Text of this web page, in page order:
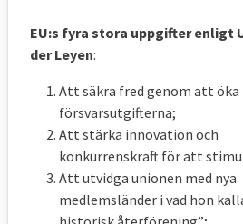
Nu för tiden antas fler
förordningar av
ministerrådet och främst
konkurrensfrågor.
EU:s fyra stora uppgifter enligt
der Leyen:
Att säkra fred genom att öka
försvarsutgifterna;
Att stärka innovation och
konkurrenskraft för att
Att utvidga unionen med nya
medlemsländer i vad hon